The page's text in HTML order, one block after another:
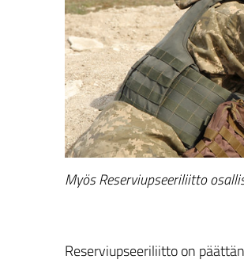
Myös Reserviupseeriliitto
Reserviupseeriliitto on